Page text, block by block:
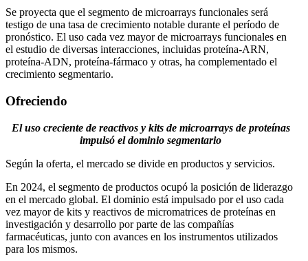
Se proyecta que el segmento de microarrays funcionales será
testigo de una tasa de crecimiento notable durante el período de
pronóstico. El uso cada vez mayor de microarrays funcionales en
el estudio de diversas interacciones, incluidas proteína-ARN,
proteína-ADN, proteína-fármaco y otras, ha complementado el
crecimiento segmentario.
Ofreciendo
El uso creciente de reactivos y kits de microarrays de proteínas
impulsó el dominio segmentario
Según la oferta, el mercado se divide en productos y servicios.
En 2024, el segmento de productos ocupó la posición de liderazgo
en el mercado global. El dominio está impulsado por el uso cada
vez mayor de kits y reactivos de micromatrices de proteínas en
investigación y desarrollo por parte de las compañías
farmacéuticas, junto con avances en los instrumentos utilizados
para los mismos.